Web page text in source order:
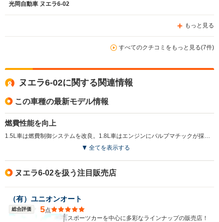
光岡自動車 ヌエラ6-02
もっと見る
すべてのクチコミをもっと見る(7件)
ヌエラ6-02に関する関連情報
この車種の最新モデル情報
燃費性能を向上
全てを表示する
ヌエラ6-02を扱う注目販売店
（有）ユニオンオート
総合評価 5点
スポーツカーを中心に多彩なラインナップの販売店！